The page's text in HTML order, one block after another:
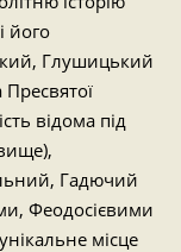
його
Глушицький
відома під
Гадючий
Феодосієвими
місце